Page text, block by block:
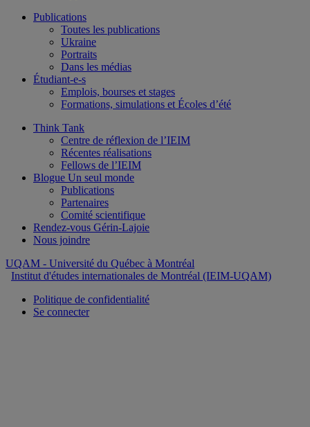
Publications
Toutes les publications
Ukraine
Portraits
Dans les médias
Étudiant-e-s
Emplois, bourses et stages
Formations, simulations et Écoles d’été
Think Tank
Centre de réflexion de l’IEIM
Récentes réalisations
Fellows de l’IEIM
Blogue Un seul monde
Publications
Partenaires
Comité scientifique
Rendez-vous Gérin-Lajoie
Nous joindre
UQAM - Université du Québec à Montréal
Institut d'études internationales de Montréal (IEIM-UQAM)
Politique de confidentialité
Se connecter